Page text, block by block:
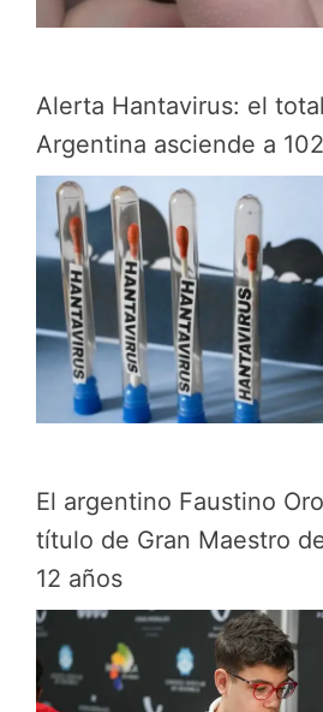
Alerta Hantavirus: el
Argentina asciende a 102
El argentino Faustino
título de Gran Maestro
12 años